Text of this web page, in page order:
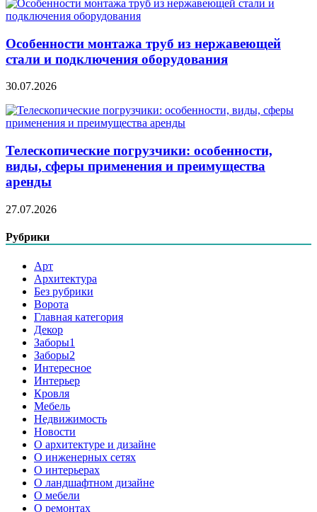
Особенности монтажа труб из нержавеющей
стали и подключения оборудования
30.07.2026
Телескопические погрузчики: особенности,
виды, сферы применения и преимущества
аренды
27.07.2026
Рубрики
Арт
Архитектура
Без рубрики
Ворота
Главная категория
Декор
Заборы1
Заборы2
Интересное
Интерьер
Кровля
Мебель
Недвижимость
Новости
О архитектуре и дизайне
О инженерных сетях
О интерьерах
О ландшафтном дизайне
О мебели
О ремонтах